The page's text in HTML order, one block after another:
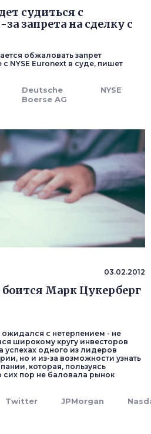
судиться с
запрета на сделку с
обжаловать запрет
NYSE Euronext в суде, пишет
Deutsche
Boerse AG
NYSE
03.02.2012
Марк Цукерберг
с нетерпением - не
широкому кругу инвесторов
успехах одного из лидеров
но и из-за возможности узнать
которая, пользуясь
сих пор не баловала рынок
Twitter JPMorgan